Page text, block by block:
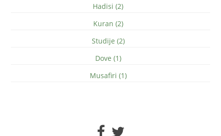
Hadisi (2)
Kuran (2)
Studije (2)
Dove (1)
Musafiri (1)